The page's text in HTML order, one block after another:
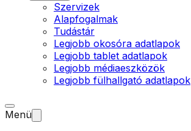
Szervizek
Alapfogalmak
Tudástár
Legjobb okosóra adatlapok
Legjobb tablet adatlapok
Legjobb médiaeszközök
Legjobb fülhallgató adatlapok
Menü